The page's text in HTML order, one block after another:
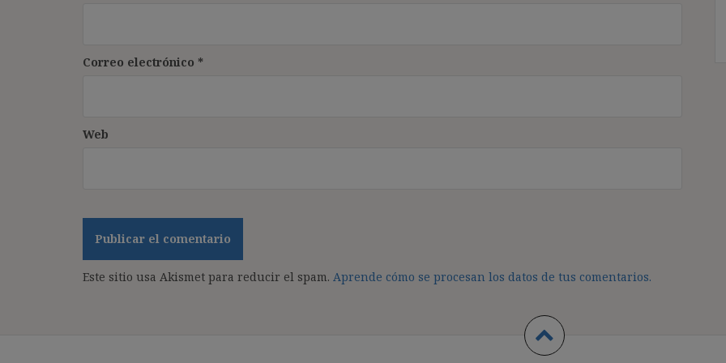
Correo electrónico *
Web
Este sitio usa Akismet para reducir el spam. Aprende cómo se procesan los datos de tus comentarios.